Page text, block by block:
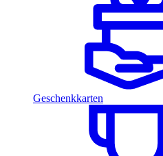
Geschenkkarten